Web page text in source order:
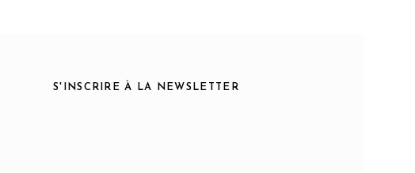
S'INSCRIRE À LA NEWSLETTER